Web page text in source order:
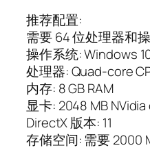
推荐配置:
需要 64 位处理器和
操作系统: Windows
处理器: Quad-core
内存: 8 GB RAM
显卡: 2048 MB
DirectX 版本: 11
存储空间: 需要 2000